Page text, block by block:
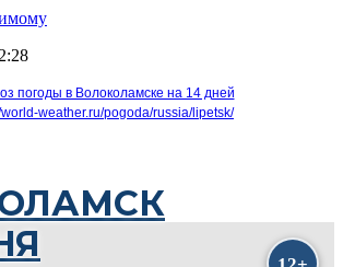
погоды в Волоколамске на 14 дней
world-weather.ru/pogoda/russia/lipetsk/